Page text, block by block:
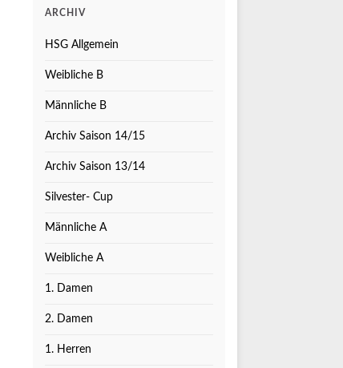
ARCHIV
HSG Allgemein
Weibliche B
Männliche B
Archiv Saison 14/15
Archiv Saison 13/14
Silvester- Cup
Männliche A
Weibliche A
1. Damen
2. Damen
1. Herren